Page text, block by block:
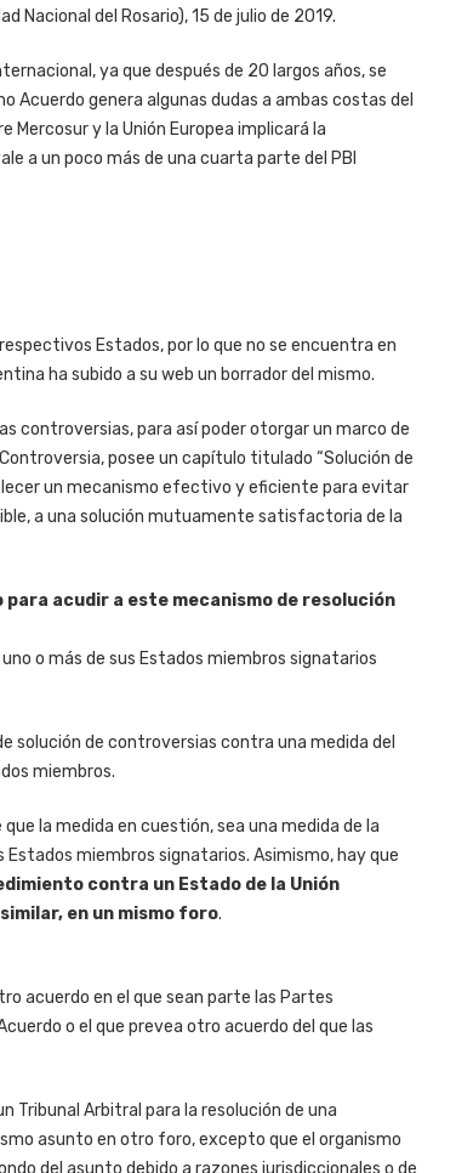
Nacional del Rosario), 15 de julio de 2019.
ya que después de 20 largos años, se
Acuerdo genera algunas dudas a ambas costas del
y la Unión Europea implicará la
a un poco más de una cuarta parte del PBI
Estados, por lo que no se encuentra en
ha subido a su web un borrador del mismo.
controversias, para así poder otorgar un marco de
posee un capítulo titulado “Solución de
un mecanismo efectivo y eficiente para evitar
a una solución mutuamente satisfactoria de la
acudir a este mecanismo de resolución
uno o más de sus Estados miembros signatarios
solución de controversias contra una medida del
miembros.
la medida en cuestión, sea una medida de la
Estados miembros signatarios. Asimismo, hay que
contra un Estado de la Unión
en un mismo foro.
acuerdo en el que sean parte las Partes
o el que prevea otro acuerdo del que las
Tribunal Arbitral para la resolución de una
asunto en otro foro, excepto que el organismo
del asunto debido a razones jurisdiccionales o de